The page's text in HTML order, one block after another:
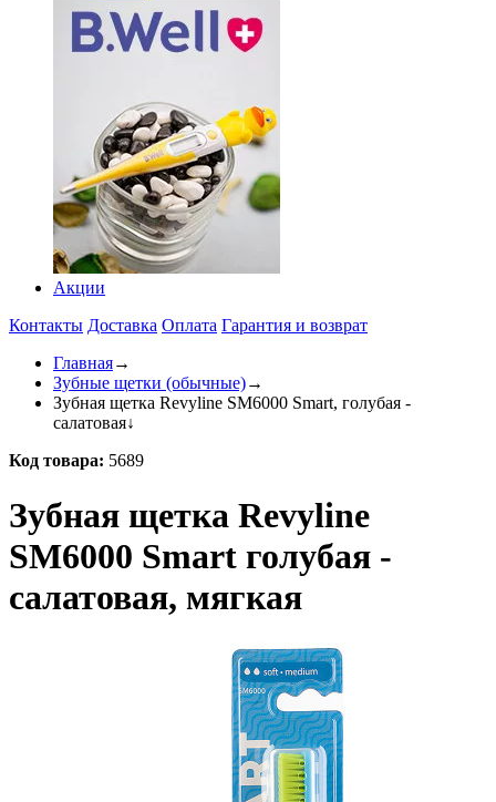
Акции
Контакты Доставка Оплата Гарантия и возврат
Главная→
Зубные щетки (обычные)→
Зубная щетка Revyline SM6000 Smart, голубая -
салатовая↓
Код товара: 5689
Зубная щетка Revyline
SM6000 Smart голубая -
салатовая, мягкая